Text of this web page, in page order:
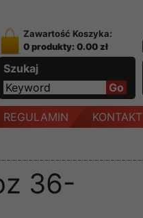
Zawartość Koszyka:
0 produkty: 0.00 zł
Szukaj
REGULAMIN KONTAKT
36-